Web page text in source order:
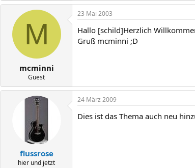
M
mcminni
Guest
23 Mai 2003
Hallo [schild]Herzlich
Gruß mcminni ;D
flussrose
hier und jetzt
24 März 2009
Dies ist das Thema auch neu